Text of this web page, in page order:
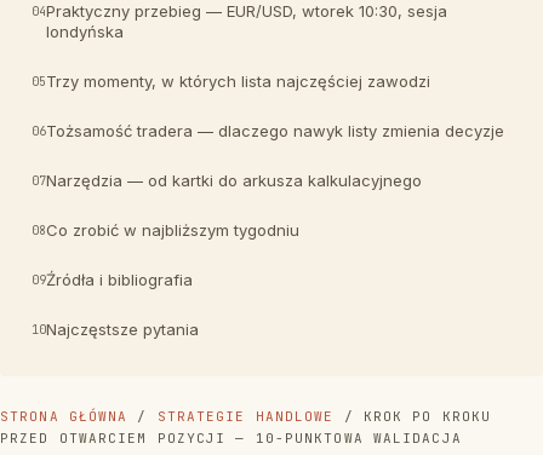
Praktyczny przebieg — EUR/USD, wtorek 10:30, sesja
londyńska
Trzy momenty, w których lista najczęściej zawodzi
Tożsamość tradera — dlaczego nawyk listy zmienia decyzje
Narzędzia — od kartki do arkusza kalkulacyjnego
Co zrobić w najbliższym tygodniu
Źródła i bibliografia
Najczęstsze pytania
STRONA GŁÓWNA / STRATEGIE HANDLOWE
/ KROK PO KROKU
PRZED OTWARCIEM POZYCJI — 10-PUNKTOWA WALIDACJA